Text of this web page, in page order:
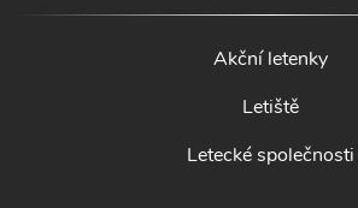
Akční letenky
Letiště
Letecké společnosti